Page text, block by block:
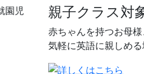
親子クラス対
赤ちゃんを持つお母様
気軽に英語に親しめる